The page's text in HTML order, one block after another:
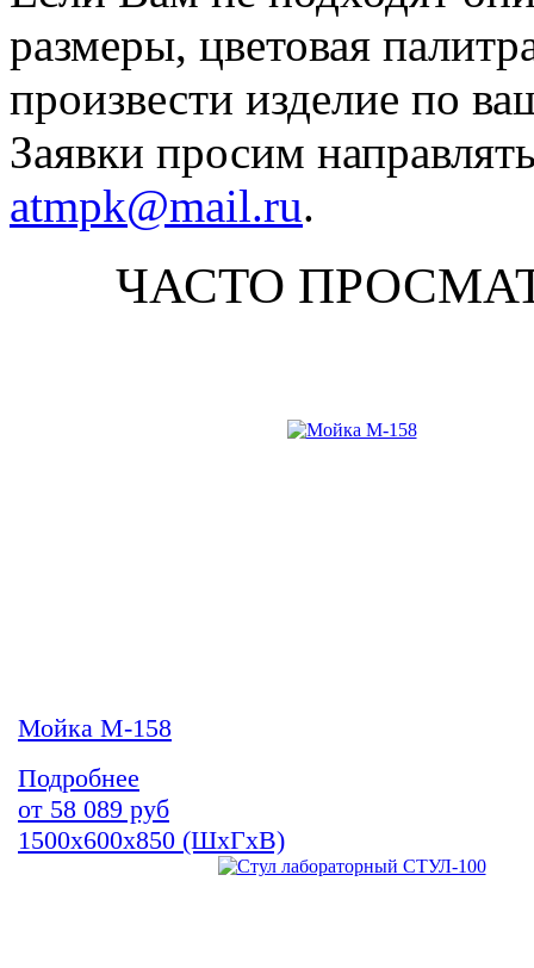
размеры, цветовая
произвести изделие по
Заявки просим
atmpk@mail.ru.
ЧАСТО
Мойка М-158
Подробнее
от 58 089 руб
1500х600х850 (ШхГхВ)